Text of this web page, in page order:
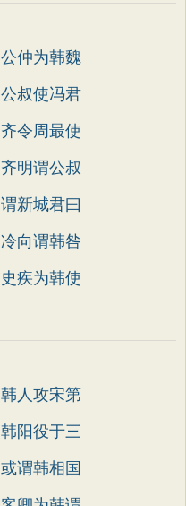
公仲为韩魏
公叔使冯君
齐令周最使
齐明谓公叔
谓新城君曰
冷向谓韩咎
史疾为韩使
韩人攻宋第
韩阳役于三
或谓韩相国